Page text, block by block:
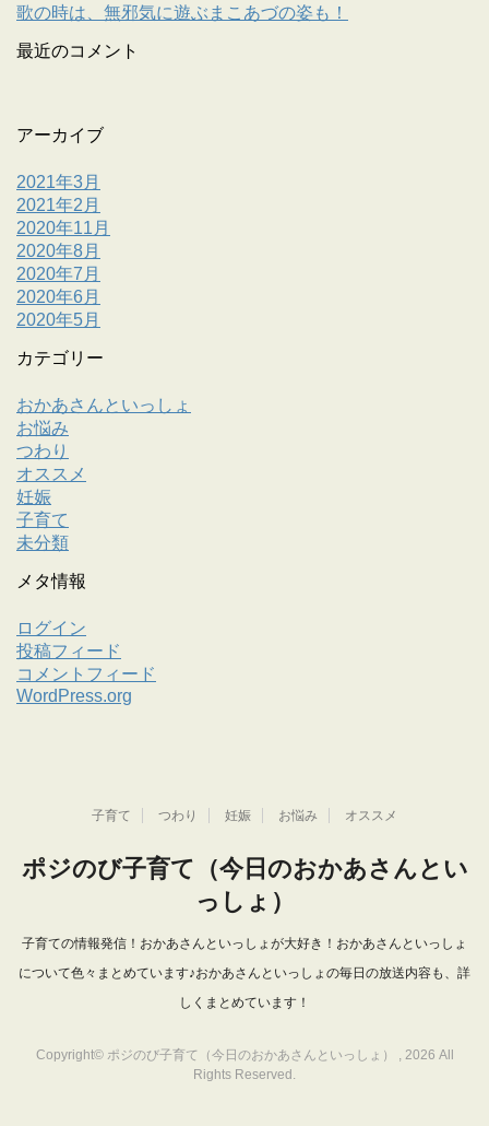
歌の時は、無邪気に遊ぶまこあづの姿も！
最近のコメント
アーカイブ
2021年3月
2021年2月
2020年11月
2020年8月
2020年7月
2020年6月
2020年5月
カテゴリー
おかあさんといっしょ
お悩み
つわり
オススメ
妊娠
子育て
未分類
メタ情報
ログイン
投稿フィード
コメントフィード
WordPress.org
子育て つわり 妊娠 お悩み オススメ
ポジのび子育て（今日のおかあさんとい
っしょ）
子育ての情報発信！おかあさんといっしょが大好き！おかあさんといっしょ
について色々まとめています♪おかあさんといっしょの毎日の放送内容も、詳
しくまとめています！
Copyright© ポジのび子育て（今日のおかあさんといっしょ） , 2026 All
Rights Reserved.